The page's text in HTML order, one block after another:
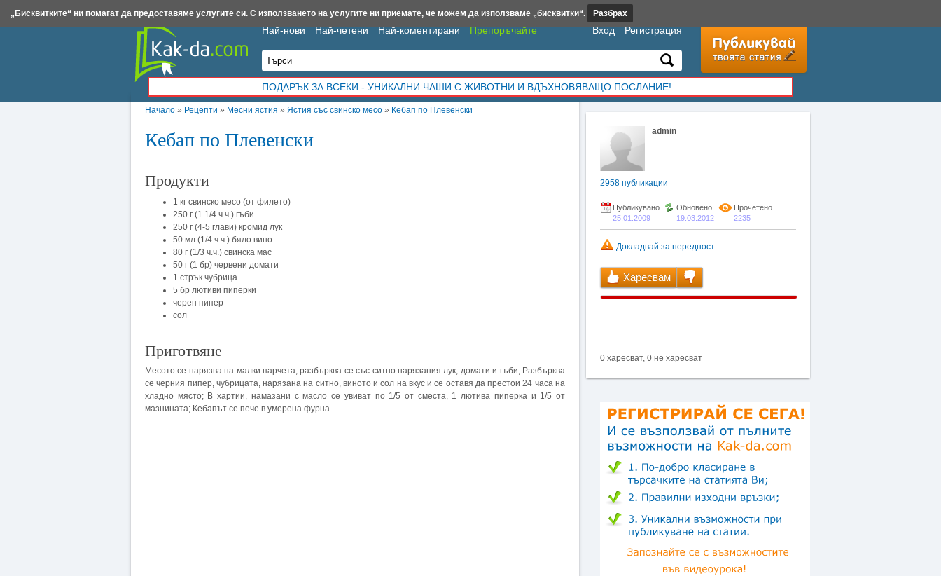
Начало » Рецепти » Месни ястия » Ястия със свинско месо » Кебап по Плевенски
Кебап по Плевенски
Продукти
1 кг свинско месо (от филето)
250 г (1 1/4 ч.ч.) гъби
250 г (4-5 глави) кромид лук
50 мл (1/4 ч.ч.) бяло вино
80 г (1/3 ч.ч.) свинска мас
50 г (1 бр) червени домати
1 стрък чубрица
5 бр лютиви пиперки
черен пипер
сол
Приготвяне
Месото се нарязва на малки парчета, разбърква се със ситно нарязания лук, домати и гъби; Разбърква
се черния пипер, чубрицата, нарязана на ситно, виното и сол на вкус и се оставя да престои 24 часа на
хладно място; В хартии, намазани с масло се увиват по 1/5 от сместа, 1 лютива пиперка и 1/5 от
мазнината; Кебапът се пече в умерена фурна.
admin
2958 публикации
Публикувано
25.01.2009
Обновено
19.03.2012
Прочетено
2235
Докладвай за нередност
Харесвам
0 харесват, 0 не харесват
Най-нови Най-четени Най-коментирани Препоръчайте Вход Регистрация
ПОДАРЪК ЗА ВСЕКИ - УНИКАЛНИ ЧАШИ С ЖИВОТНИ И ВДЪХНОВЯВАЩО ПОСЛАНИЕ!
Insert.bg Framar.bg Kak-da.com Iztochnik.com BauBau.bg NewAge.bg
„Бисквитките“ ни помагат да предоставяме услугите си. С използването на услугите ни приемате, че можем да използваме „бисквитки“. Разбрах